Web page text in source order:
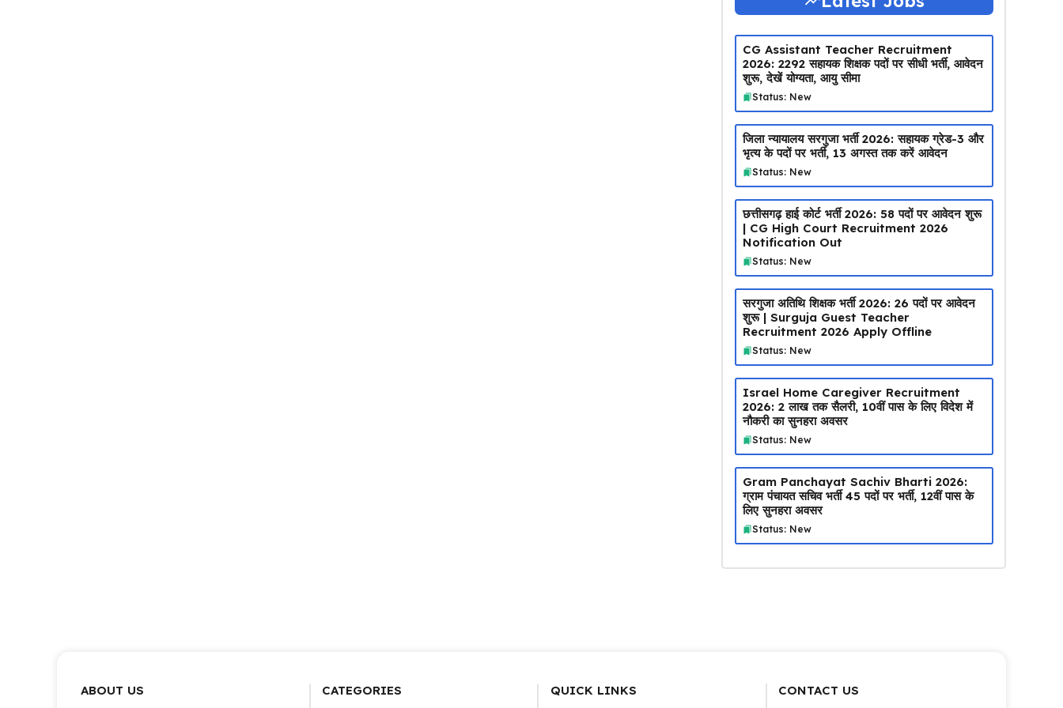
CG Assistant Teacher Recruitment
2026: 2292 सहायक शिक्षक पदों पर सीधी भर्ती, आवेदन
शुरू, देखें योग्यता, आयु सीमा
Status: New
जिला न्यायालय सरगुजा भर्ती 2026: सहायक ग्रेड-3 और
भृत्य के पदों पर भर्ती, 13 अगस्त तक करें आवेदन
Status: New
छत्तीसगढ़ हाई कोर्ट भर्ती 2026: 58 पदों पर आवेदन शुरू
| CG High Court Recruitment 2026
Notification Out
Status: New
सरगुजा अतिथि शिक्षक भर्ती 2026: 26 पदों पर आवेदन
शुरू | Surguja Guest Teacher
Recruitment 2026 Apply Offline
Status: New
Israel Home Caregiver Recruitment
2026: ₹2 लाख तक सैलरी, 10वीं पास के लिए विदेश में
नौकरी का सुनहरा अवसर
Status: New
Gram Panchayat Sachiv Bharti 2026:
ग्राम पंचायत सचिव भर्ती 45 पदों पर भर्ती, 12वीं पास के
लिए सुनहरा अवसर
Status: New
ABOUT US CATEGORIES QUICK LINKS CONTACT US